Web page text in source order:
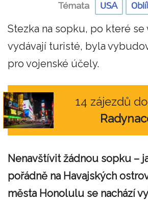
Témata USA
Stezka na sopku, po které
vydávají turisté, byla
pro vojenské účely.
14 zájezdů
Nenavštívit žádnou sopku –
pořádně na Havajských
města Honolulu se nachází